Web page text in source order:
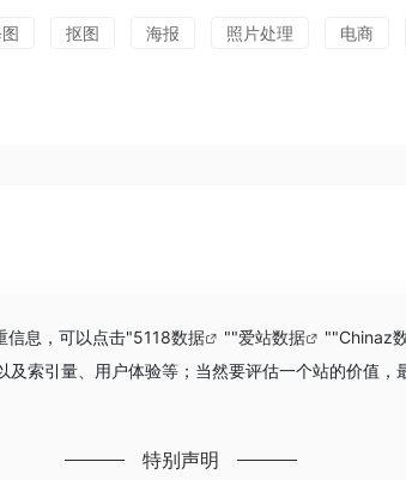
抠图 海报 照片处理 电商
信息，可以点击"5118数据 ""爱站数据 ""Chinaz
索引量、用户体验等；当然要评估一个站的价值
特别声明